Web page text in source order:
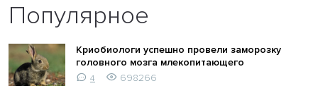
Популярное
Криобиологи успешно провели заморозку
головного мозга млекопитающего
4
698266